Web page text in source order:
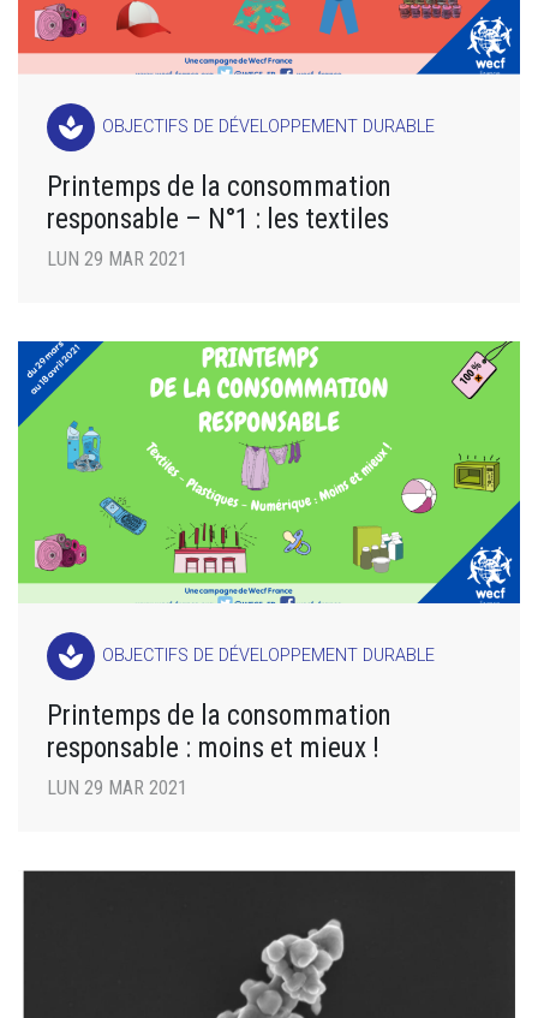
spa OBJECTIFS DE DÉVELOPPEMENT DURABLE
Printemps de la consommation
responsable – N°1 : les textiles
LUN 29 MAR 2021
spa OBJECTIFS DE DÉVELOPPEMENT DURABLE
Printemps de la consommation
responsable : moins et mieux !
LUN 29 MAR 2021